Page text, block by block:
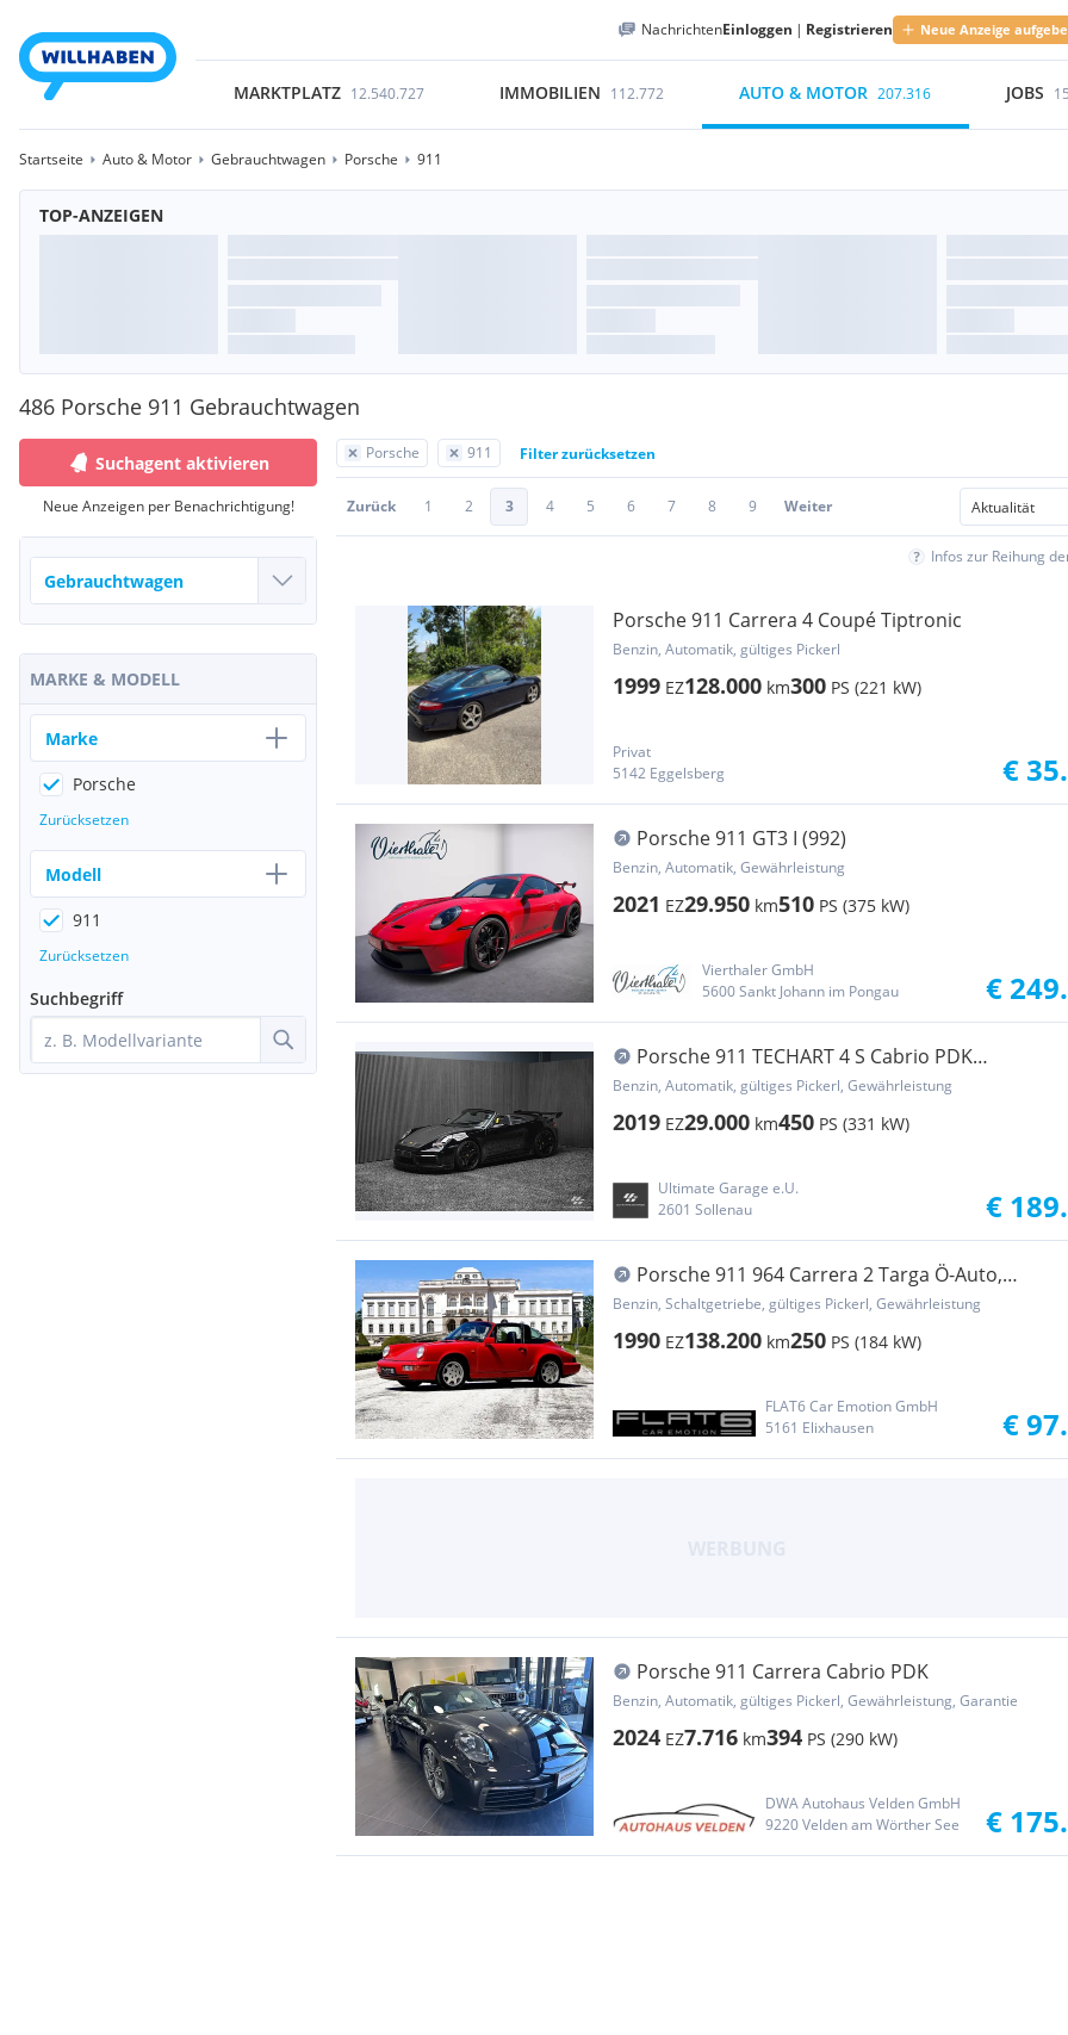
NachrichtenEinloggen | Registrieren Neue Anzeige
MARKTPLATZ 12.540.727 IMMOBILIEN 112.772 AUTO & MOTOR 207.316 JOBS
Startseite Auto & Motor Gebrauchtwagen Porsche 911
TOP-ANZEIGEN
486 Porsche 911 Gebrauchtwagen
Porsche 911 Filter zurücksetzen
Zurück 1 2 3 4 5 6 7 8 9 Weiter
Infos zur Reihung
Porsche 911 Carrera 4 Coupé Tiptronic
Benzin, Automatik, gültiges Pickerl
1999 EZ128.000 km300 PS (221 kW)
Privat
5142 Eggelsberg
€
Porsche 911 GT3 I (992)
Benzin, Automatik, Gewährleistung
2021 EZ29.950 km510 PS (375 kW)
Vierthaler GmbH
5600 Sankt Johann im Pongau
€
Porsche 911 TECHART 4 S Cabrio PDK
*600PS*EINZELSTÜCK*T...
Benzin, Automatik, gültiges Pickerl, Gewährleistung
2019 EZ29.000 km450 PS (331 kW)
Ultimate Garage e.U.
2601 Sollenau
€
Porsche 911 964 Carrera 2 Targa Ö-Auto,
Turbo-Sitze, Mo...
Benzin, Schaltgetriebe, gültiges Pickerl, Gewährleistung
1990 EZ138.200 km250 PS (184 kW)
FLAT6 Car Emotion GmbH
5161 Elixhausen
€
Porsche 911 Carrera Cabrio PDK
Benzin, Automatik, gültiges Pickerl, Gewährleistung, Garantie
2024 EZ7.716 km394 PS (290 kW)
DWA Autohaus Velden GmbH
9220 Velden am Wörther See
€
Suchagent aktivieren
Neue Anzeigen per Benachrichtigung!
MARKE & MODELL
Marke
Porsche
Zurücksetzen
Modell
911
Zurücksetzen
Suchbegriff